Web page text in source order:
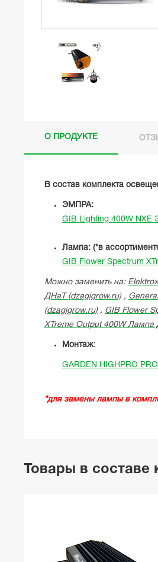
О ПРОДУКТЕ
В состав комплекта
ЭМПРА:
GIB Lighting 400W NXE
Лампа: (*в
GIB Flower Spectrum
Можно заменить на:
ДНаТ (dzagigrow.ru),
(dzagigrow.ru), GIB Flower
XTreme Output 400W Лампа
Монтаж:
GARDEN HIGHPRO
*для замены лампы в
Товары в составе